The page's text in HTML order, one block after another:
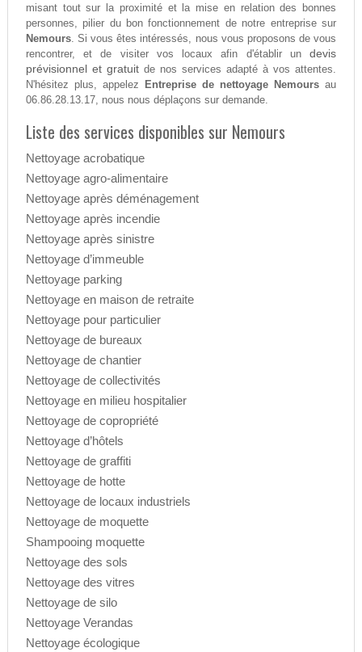
misant tout sur la proximité et la mise en relation des bonnes
personnes, pilier du bon fonctionnement de notre entreprise sur
Nemours. Si vous êtes intéressés, nous vous proposons de vous
rencontrer, et de visiter vos locaux afin d'établir undevis
prévisionnel et gratuitde nos services adapté à vos attentes.
N'hésitez plus, appelez
Entreprise de nettoyage Nemours au
06.86.28.13.17, nous nous déplaçons sur demande.
Liste des services disponibles sur Nemours
Nettoyage acrobatique
Nettoyage agro-alimentaire
Nettoyage après déménagement
Nettoyage après incendie
Nettoyage après sinistre
Nettoyage d’immeuble
Nettoyage parking
Nettoyage en maison de retraite
Nettoyage pour particulier
Nettoyage de bureaux
Nettoyage de chantier
Nettoyage de collectivités
Nettoyage en milieu hospitalier
Nettoyage de copropriété
Nettoyage d’hôtels
Nettoyage de graffiti
Nettoyage de hotte
Nettoyage de locaux industriels
Nettoyage de moquette
Shampooing moquette
Nettoyage des sols
Nettoyage des vitres
Nettoyage de silo
Nettoyage Verandas
Nettoyage écologique